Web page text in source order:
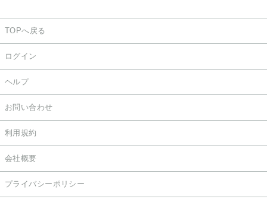
TOPへ戻る
ログイン
ヘルプ
お問い合わせ
利用規約
会社概要
プライバシーポリシー